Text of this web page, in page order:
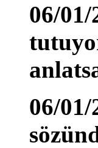
06/01/
06/01/